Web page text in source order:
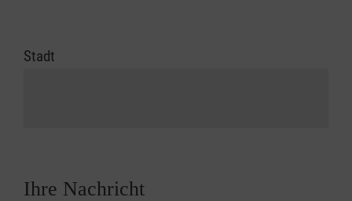
Stadt
Ihre Nachricht